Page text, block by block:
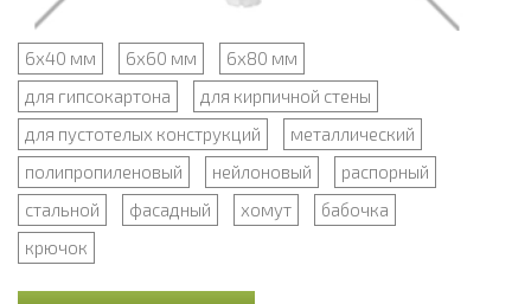
6х40 мм 6х60 мм
6х80 мм
для гипсокартона
для кирпичной стены
для пустотелых конструкций
металлический
полипропиленовый
нейлоновый
распорный
стальной
фасадный хомут
бабочка
крючок